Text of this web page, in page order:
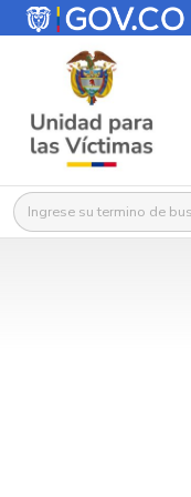
Buscar: